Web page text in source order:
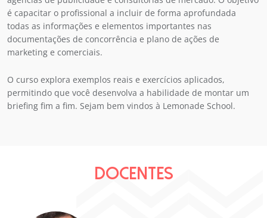
é capacitar o profissional a incluir de forma aprofundada
todas as informações e elementos importantes nas
documentações de concorrência e plano de ações de
marketing e comerciais.
O curso explora exemplos reais e exercícios aplicados,
permitindo que você desenvolva a habilidade de montar um
briefing fim a fim. Sejam bem vindos à Lemonade School.
DOCENTES